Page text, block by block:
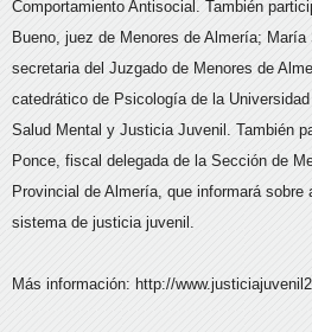
Comportamiento Antisocial. También
Bueno, juez de Menores de Almería;
secretaria del Juzgado de Menores de
catedrático de Psicología de la
Salud Mental y Justicia Juvenil. También
Ponce, fiscal delegada de la Sección de
Provincial de Almería, que informará sobre
sistema de justicia juvenil.
Más información: http://